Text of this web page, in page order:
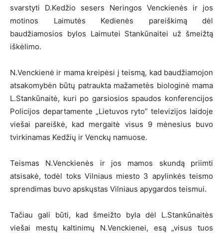
svarstyti D.Kedžio sesers Neringos Venckienės ir jos
motinos Laimutės Kedienės pareiškimą dėl
baudžiamosios bylos Laimutei Stankūnaitei už šmeižtą
iškėlimo.
N.Venckienė ir mama kreipėsi į teismą, kad baudžiamojon
atsakomybėn būtų patraukta mažametės biologinė mama
L.Stankūnaitė, kuri po garsiosios spaudos konferencijos
Policijos departamente „Lietuvos ryto” televizijos laidoje
viešai pareiškė, kad mergaitė visus 9 mėnesius buvo
tvirkinamas Kedžių ir Venckų namuose.
Teismas N.Venckienės ir jos mamos skundą priimti
atsisakė, todėl toks Vilniaus miesto 3 apylinkės teismo
sprendimas buvo apskųstas Vilniaus apygardos teismui.
Tačiau gali būti, kad šmeižto byla dėl L.Stankūnaitės
viešai mestų kaltinimų N.Venckienei, esą „visus tuos